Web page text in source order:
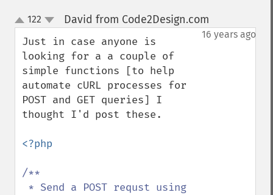
up
down
122 David from Code2Design.com
16 years ago
Just in case anyone is
looking for a a couple of
simple functions [to help
automate cURL processes for
POST and GET queries] I
thought I'd post these.
<?php
/**